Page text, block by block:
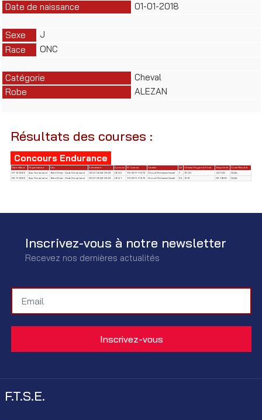
Date de naissance
01-01-2018
Sexe
J
Race
ONC
Catégorie
Cheval
Robe
ALEZAN
Résultats des courses :
Concours Endurance
Date début Organisateur Lieu Evènement Epreuve N° Licence Cavalier Clt Vitesse Moyenne Final Temps final
Code Résultat
07-12-2025
Ass. Horse Land Béni Khiar- Club Horse Land CEQ1-CEQ2-CEQ3 CEQ 2 TN-2011-71672 Chouk Mohamed Ismail 7 13.00 4:37:00
QUAL
02-11-2025
Ass. Horse Land Béni Khiar- Club Horse Land CEQ1-CEQ2-CEQ3 CEQ 1 TN-2011-71672 Chouk Mohamed Ismail 25 12.12 03:18:00 QUAL
Inscrivez-vous à notre newsletter
Recevez nos dernières actualités
F.T.S.E.